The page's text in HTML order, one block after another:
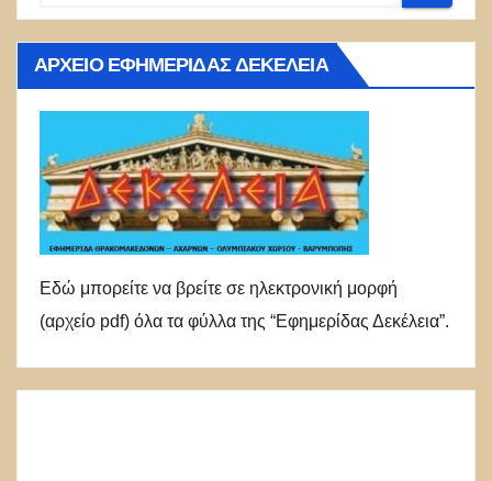
ΑΡΧΕΊΟ ΕΦΗΜΕΡΊΔΑΣ ΔΕΚΈΛΕΙΑ
Εδώ μπορείτε να βρείτε σε ηλεκτρονική μορφή
(αρχείο pdf) όλα τα φύλλα της “Εφημερίδας Δεκέλεια”.